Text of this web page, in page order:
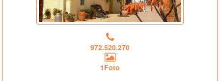
972.520.270
1Foto